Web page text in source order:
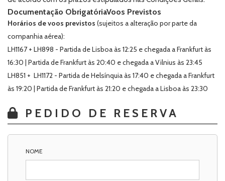
Documentação ObrigatóriaVoos Previstos
Horários de voos previstos (sujeitos a alteração por parte da
companhia aérea):
LH1167 + LH898 - Partida de Lisboa às 12:25 e chegada a Frankfurt às
16:30 | Partida de Frankfurt às 20:40 e chegada a Vilnius às 23:45
LH851 + LH1172 - Partida de Helsínquia às 17:40 e chegada a Frankfurt
às 19:20 | Partida de Frankfurt às 21:20 e chegada a Lisboa às 23:30
PEDIDO DE RESERVA
NOME